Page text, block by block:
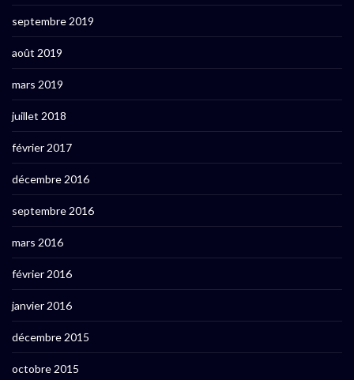
septembre 2019
août 2019
mars 2019
juillet 2018
février 2017
décembre 2016
septembre 2016
mars 2016
février 2016
janvier 2016
décembre 2015
octobre 2015